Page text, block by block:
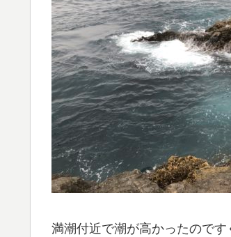
満潮付近で潮が高かったのです